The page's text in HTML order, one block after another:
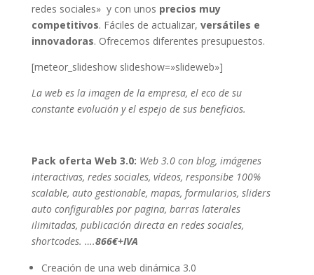
redes sociales» y con unos precios muy
competitivos. Fáciles de actualizar, versátiles e
innovadoras. Ofrecemos diferentes presupuestos.
[meteor_slideshow slideshow=»slideweb»]
La web es la imagen de la empresa, el eco de su
constante evolución y el espejo de sus beneficios.
Pack oferta Web 3.0: Web 3.0 con blog, imágenes
interactivas, redes sociales, vídeos, responsibe 100%
scalable, auto gestionable, mapas, formularios, sliders
auto configurables por pagina, barras laterales
ilimitadas, publicación directa en redes sociales,
shortcodes. ….866€+IVA
Creación de una web dinámica 3.0